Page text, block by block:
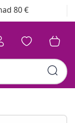
80 €